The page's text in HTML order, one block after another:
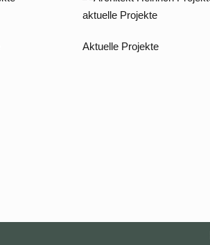
Aktuelle Projekte